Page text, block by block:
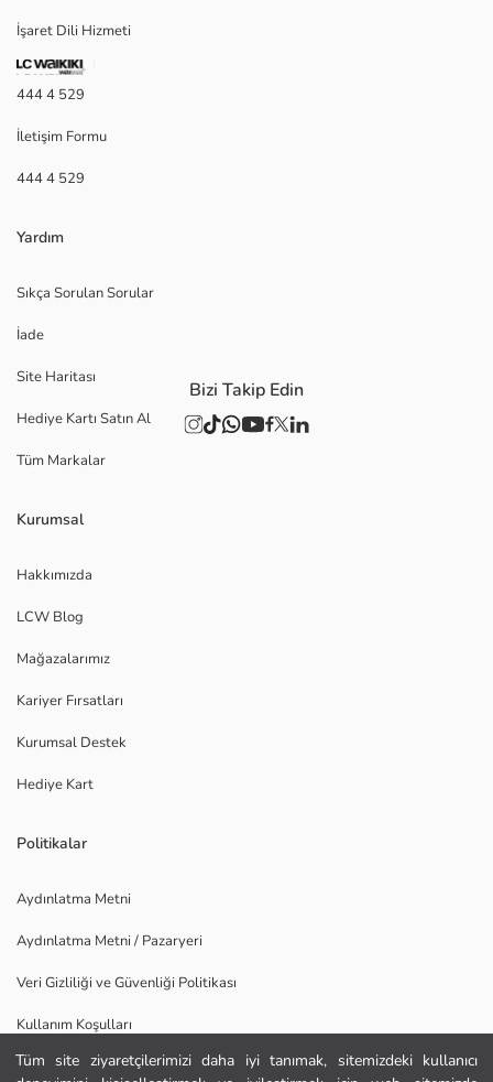
Tüm site ziyaretçilerimizi daha iyi tanımak, sitemizdeki kullanıcı
İşaret Dili Hizmeti
444 4 529
İletişim Formu
444 4 529
Yardım
Sıkça Sorulan Sorular
İade
Site Haritası
Hediye Kartı Satın Al
Tüm Markalar
Kurumsal
Hakkımızda
LCW Blog
Mağazalarımız
Kariyer Fırsatları
Kurumsal Destek
Hediye Kart
Politikalar
Aydınlatma Metni
Aydınlatma Metni / Pazaryeri
Veri Gizliliği ve Güvenliği Politikası
Kullanım Koşulları
Uygulamamızı İndirin
Bizi Takip Edin